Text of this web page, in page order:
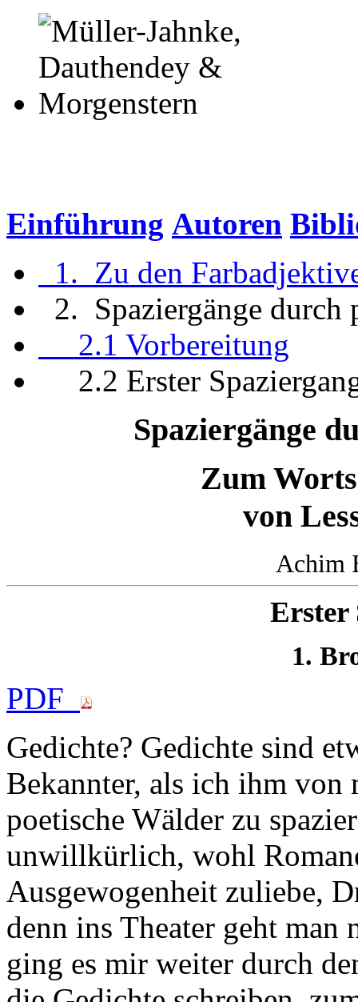
Einführung Autoren
1. Zu den
2. Spaziergänge durch
2.1 Vorbereitung
2.2 Erster
Spaziergänge
Zum
von
Achim
Erster
1.
PDF
Gedichte? Gedichte sind
Bekannter, als ich ihm von
poetische Wälder zu
unwillkürlich, wohl
Ausgewogenheit zuliebe,
denn ins Theater geht man
ging es mir weiter durch